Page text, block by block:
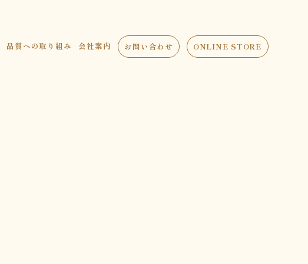
品質への取り組み 会社案内 お問い合わせ ONLINE STORE